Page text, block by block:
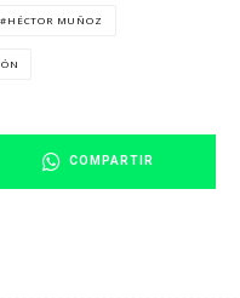
HÉCTOR MUÑOZ
COMPARTIR